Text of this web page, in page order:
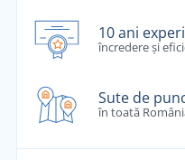
10 ani
încredere și
Sute de
în toată